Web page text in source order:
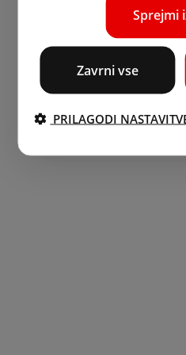
Sprejmi
Zavrni vse
PRILAGODI